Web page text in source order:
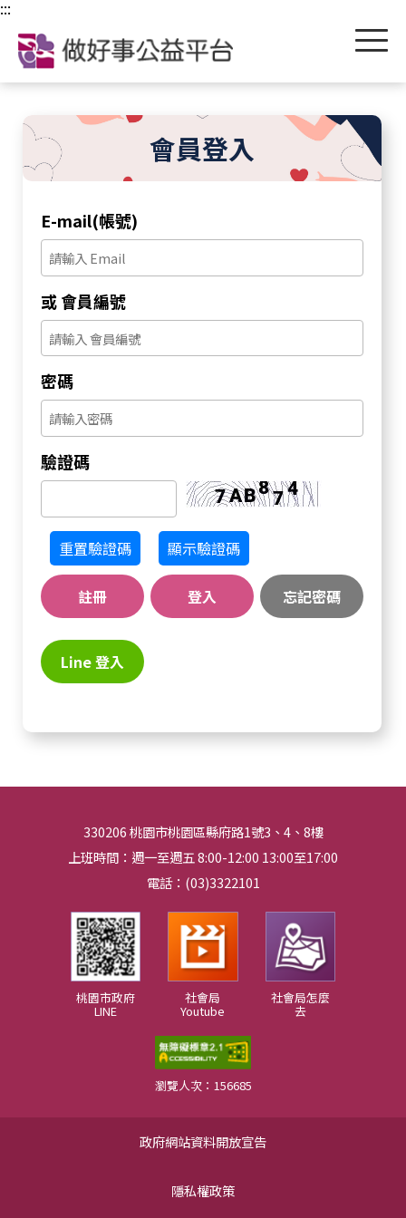
跳到主要內容區塊
:::
會員登入
E-mail(帳號)
或 會員編號
密碼
驗證碼
重置驗證碼 顯示驗證碼
註冊 登入 忘記密碼
Line 登入
330206 桃園市桃園區縣府路1號3、4、8樓
上班時間：週一至週五 8:00-12:00 13:00至17:00
電話：(03)3322101
桃園市政府
LINE
社會局
Youtube
社會局怎麼
去
瀏覽人次：156685
政府網站資料開放宣告
隱私權政策